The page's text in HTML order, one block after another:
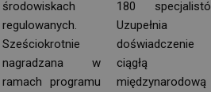
środowiskach
regulowanych.
Sześciokrotnie
nagradzana w
ramach programu
180
Uzupełnia
doświadczenie
ciągłą
międzynarodową